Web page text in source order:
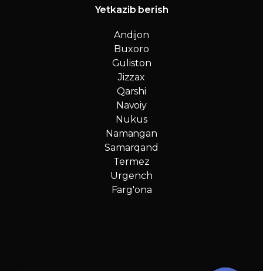
Yetkazib berish
Andijon
Buxoro
Guliston
Jizzax
Qarshi
Navoiy
Nukus
Namangan
Samarqand
Termez
Urgench
Farg'ona